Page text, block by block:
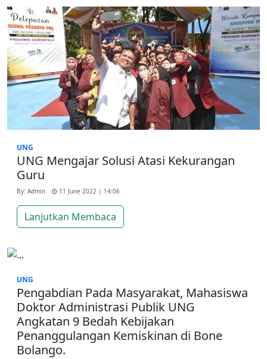
UNG
UNG Mengajar Solusi Atasi Kekurangan
Guru
By: Admin 11 June 2022 | 14:06
Lanjutkan Membaca
UNG
Pengabdian Pada Masyarakat, Mahasiswa
Doktor Administrasi Publik UNG
Angkatan 9 Bedah Kebijakan
Penanggulangan Kemiskinan di Bone
Bolango.